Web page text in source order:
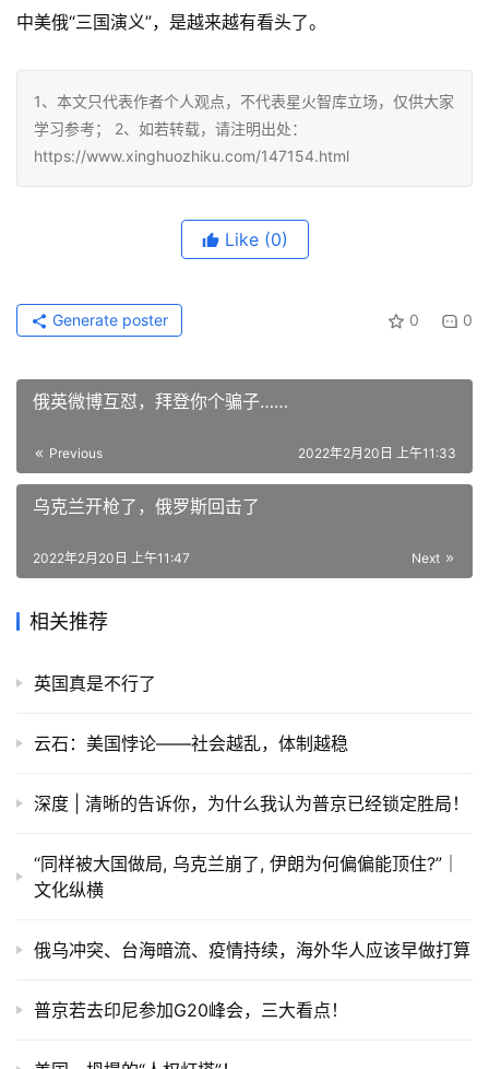
中美俄“三国演义”，是越来越有看头了。
1、本文只代表作者个人观点，不代表星火智库立场，仅供大家
学习参考； 2、如若转载，请注明出处：
https://www.xinghuozhiku.com/147154.html
Like (0)
0 0
Generate poster
俄英微博互怼，拜登你个骗子……
Previous 2022年2月20日 上午11:33
乌克兰开枪了，俄罗斯回击了
Next
2022年2月20日 上午11:47
相关推荐
英国真是不行了
云石：美国悖论——社会越乱，体制越稳
深度 | 清晰的告诉你，为什么我认为普京已经锁定胜局！
“同样被大国做局, 乌克兰崩了, 伊朗为何偏偏能顶住?”｜
文化纵横
俄乌冲突、台海暗流、疫情持续，海外华人应该早做打算
普京若去印尼参加G20峰会，三大看点！